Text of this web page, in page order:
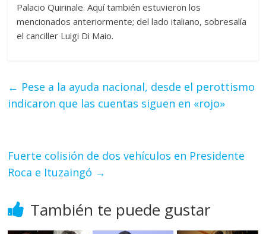
Palacio Quirinale. Aquí también estuvieron los
mencionados anteriormente; del lado italiano, sobresalía
el canciller Luigi Di Maio.
← Pese a la ayuda nacional, desde el perottismo
indicaron que las cuentas siguen en «rojo»
Fuerte colisión de dos vehículos en Presidente
Roca e Ituzaingó →
También te puede gustar